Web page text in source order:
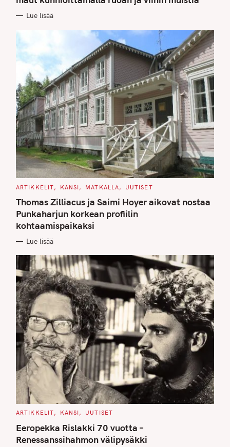
O
I
Lue lisää
C
T
E
G
O
R
I
S
ARTIKKELIT KANSI MATKALLA UUTISET
Thomas Zilliacus ja Saimi Hoyer aikovat nostaa
Punkaharjun korkean profiilin
kohtaamispaikaksi
Lue lisää
C
T
E
G
O
ARTIKKELIT KANSI UUTISET
Eeropekka Rislakki 70 vuotta –
Renessanssihahmon välipysäkki